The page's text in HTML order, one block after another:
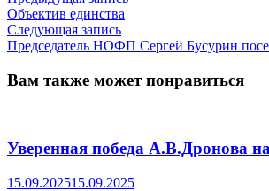
по
записям
Объектив единства
Следующая записьСледующая
запись:
Председатель НОФП Сергей Бусурин
Вам также может понравиться
Уверенная победа А.В.Дронова
15.09.202515.09.2025